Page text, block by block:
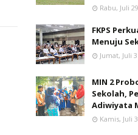
Rabu, Juli
FKPS
Menuju
Jumat, Juli
MIN 2
Sekolah,
Adiwiyata
Kamis, Juli